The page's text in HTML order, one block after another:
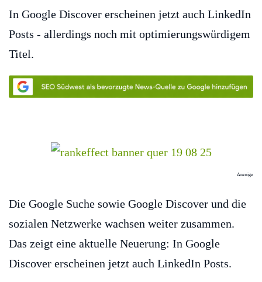
In Google Discover erscheinen jetzt auch LinkedIn
Posts - allerdings noch mit optimierungswürdigem
Titel.
Anzeige
Die Google Suche sowie Google Discover und die
sozialen Netzwerke wachsen weiter zusammen.
Das zeigt eine aktuelle Neuerung: In Google
Discover erscheinen jetzt auch LinkedIn Posts.